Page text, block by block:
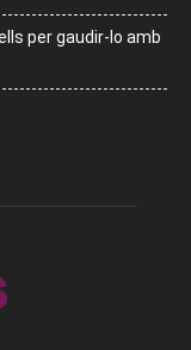
per gaudir-lo amb